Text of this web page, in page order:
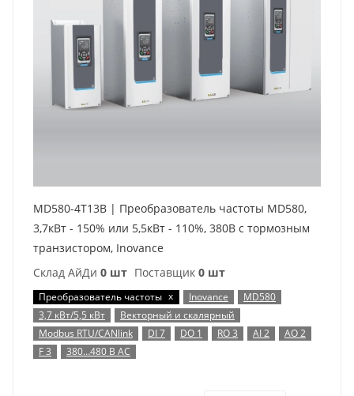
MD580-4T13B | Преобразователь частоты MD580,
3,7кВт - 150% или 5,5кВт - 110%, 380В с тормозным
транзистором, Inovance
Склад АйДи 0 шт Поставщик 0 шт
Преобразователь частоты x Inovance
MD580
3,7 кВт/5,5 кВт
Векторный и скалярный
Modbus RTU/CANlink
DI 7 DO 1 RO 3 AI 2
AO 2
F 3
380…480 В AC